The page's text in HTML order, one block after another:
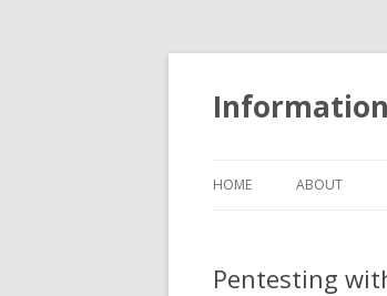
HOME ABOUT
Pentesting